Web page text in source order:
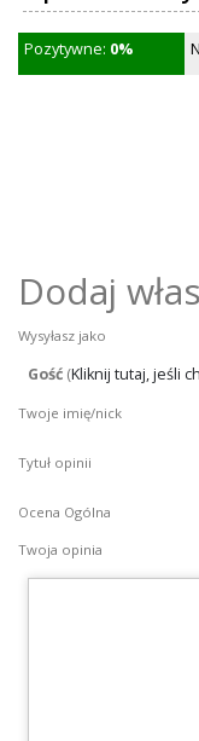
Pozytywne: 0%
Dodaj
Wysyłasz jako
Gość (Kliknij tutaj, jeśli
Twoje imię/nick
Tytuł opinii
Ocena Ogólna
Twoja opinia